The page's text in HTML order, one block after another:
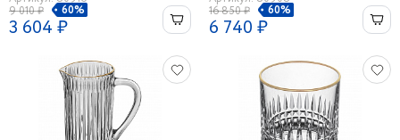
9 010 ₽
60%
3 604 ₽
16 850 ₽
60%
6 740 ₽